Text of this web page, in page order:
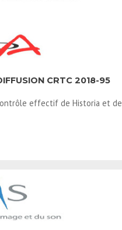
CRTC 2018-95
effectif de Historia et de